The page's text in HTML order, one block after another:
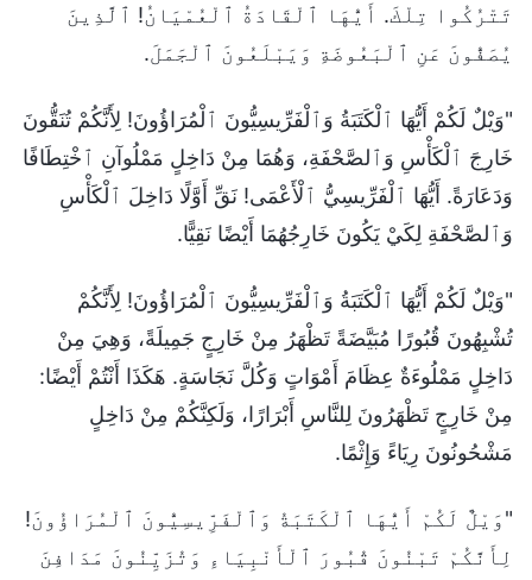
تَتْرُكُوا تِلْكَ. أَيُّهَا ٱلْقَادَةُ ٱلْعُمْيَانُ! ٱلَّذِينَ
يُصَفُّونَ عَنِ ٱلْبَعُوضَةِ وَيَبْلَعُونَ ٱلْجَمَلَ.
"وَيْلٌ لَكُمْ أَيُّهَا ٱلْكَتَبَةُ وَٱلْفَرِّيسِيُّونَ ٱلْمُرَاؤُونَ! لِأَنَّكُمْ تُنَقُّونَ
خَارِجَ ٱلْكَأْسِ وَٱلصَّحْفَةِ، وَهُمَا مِنْ دَاخِلٍ مَمْلُوآنِ ٱخْتِطَافًا
وَدَعَارَةً. أَيُّهَا ٱلْفَرِّيسِيُّ ٱلْأَعْمَى! نَقِّ أَوَّلًا دَاخِلَ ٱلْكَأْسِ
وَٱلصَّحْفَةِ لِكَيْ يَكُونَ خَارِجُهُمَا أَيْضًا نَقِيًّا.
"وَيْلٌ لَكُمْ أَيُّهَا ٱلْكَتَبَةُ وَٱلْفَرِّيسِيُّونَ ٱلْمُرَاؤُونَ! لِأَنَّكُمْ
تُشْبِهُونَ قُبُورًا مُبَيَّضَةً تَظْهَرُ مِنْ خَارِجٍ جَمِيلَةً، وَهِيَ مِنْ
دَاخِلٍ مَمْلُوءَةٌ عِظَامَ أَمْوَاتٍ وَكُلَّ نَجَاسَةٍ. هَكَذَا أَنْتُمْ أَيْضًا:
مِنْ خَارِجٍ تَظْهَرُونَ لِلنَّاسِ أَبْرَارًا، وَلَكِنَّكُمْ مِنْ دَاخِلٍ
مَشْحُونُونَ رِيَاءً وَإِثْمًا.
"وَيْلٌ لَكُمْ أَيُّهَا ٱلْكَتَبَةُ وَٱلْفَرِّيسِيُّونَ ٱلْمُرَاؤُونَ!
لِأَنَّكُمْ تَبْنُونَ قُبُورَ ٱلْأَنْبِيَاءِ وَتُزَيِّنُونَ مَدَافِنَ